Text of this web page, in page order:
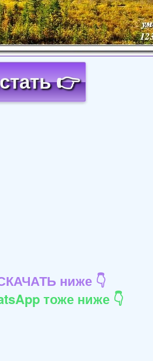
👉
ниже 👇
тоже ниже 👇